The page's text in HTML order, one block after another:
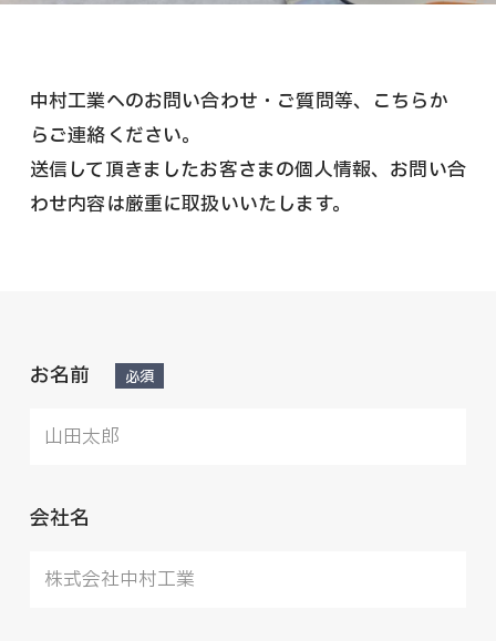
中村工業へのお問い合わせ・ご質問等、こちらか
らご連絡ください。
送信して頂きましたお客さまの個人情報、お問い合
わせ内容は厳重に取扱いいたします。
お名前 必須
会社名